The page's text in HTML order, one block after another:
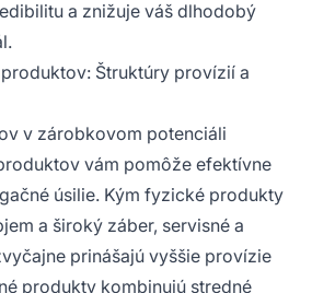
a znižuje váš dlhodobý
Štruktúry provízií a
v zárobkovom potenciáli
vám pomôže efektívne
úsilie. Kým fyzické produkty
a široký záber, servisné a
prinášajú vyššie provízie
produkty kombinujú stredné